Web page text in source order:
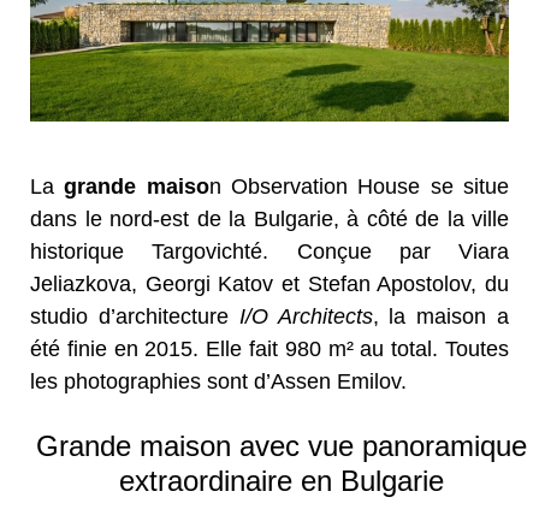
Lagrande maison Observation House se situe
dans le nord-est de la Bulgarie, à côté de la ville
historique Targovichté. Conçue par Viara
Jeliazkova, Georgi Katov et Stefan Apostolov, du
studio d’architecture I/O Architects, la maison a
été finie en 2015. Elle fait 980 m² au total. Toutes
les photographies sont d’Assen Emilov.
Grande maison avec vue panoramique
extraordinaire en Bulgarie